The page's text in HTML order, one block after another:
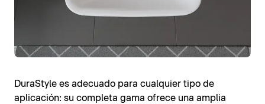
DuraStyle es adecuado para cualquier tipo de
aplicación: su completa gama ofrece una amplia